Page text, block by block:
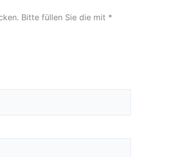
Bitte füllen Sie die mit *